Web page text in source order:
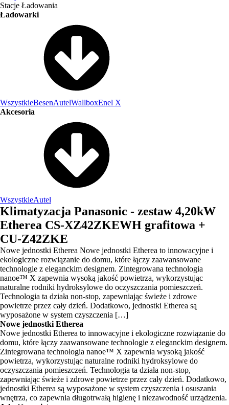
Stacje Ładowania
Ładowarki
WszystkieBesenAutelWallboxEnel X
Akcesoria
WszystkieAutel
Klimatyzacja Panasonic - zestaw 4,20kW
Etherea CS-XZ42ZKEWH grafitowa +
CU-Z42ZKE
Nowe jednostki Etherea Nowe jednostki Etherea to innowacyjne i
ekologiczne rozwiązanie do domu, które łączy zaawansowane
technologie z eleganckim designem. Zintegrowana technologia
nanoe™ X zapewnia wysoką jakość powietrza, wykorzystując
naturalne rodniki hydroksylowe do oczyszczania pomieszczeń.
Technologia ta działa non-stop, zapewniając świeże i zdrowe
powietrze przez cały dzień. Dodatkowo, jednostki Etherea są
wyposażone w system czyszczenia […]
Nowe jednostki Etherea
Nowe jednostki Etherea to innowacyjne i ekologiczne rozwiązanie do
domu, które łączy zaawansowane technologie z eleganckim designem.
Zintegrowana technologia nanoe™ X zapewnia wysoką jakość
powietrza, wykorzystując naturalne rodniki hydroksylowe do
oczyszczania pomieszczeń. Technologia ta działa non-stop,
zapewniając świeże i zdrowe powietrze przez cały dzień. Dodatkowo,
jednostki Etherea są wyposażone w system czyszczenia i osuszania
wnętrza, co zapewnia długotrwałą higienę i niezawodność urządzenia.